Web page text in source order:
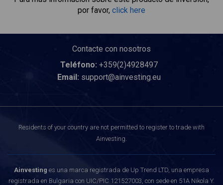
por favor, click here
Contacte con nosotros
Teléfono: +359(2)4928497
Email: support@ainvesting.eu
Residents of your country are not permitted to register to trade with
Ainvesting.
Ainvesting es una marca registrada de Up Trend LTD, una empresa
registrada en Bulgaria con UIC/PIC 121527003, con sede en 51A Nikola Y.